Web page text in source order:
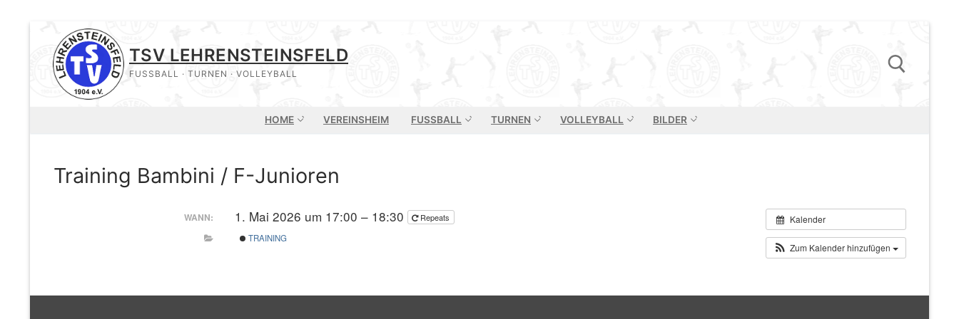
Inhalt
springen
TSV LEHRENSTEINSFELD
FUSSBALL · TURNEN · VOLLEYBALL
HOME VEREINSHEIM FUSSBALL TURNEN VOLLEYBALL BILDER
Training Bambini / F-Junioren
Kalender
Zum Kalender hinzufügen
WANN: 1. Mai 2026 um 17:00 – 18:30
Repeats
TRAINING